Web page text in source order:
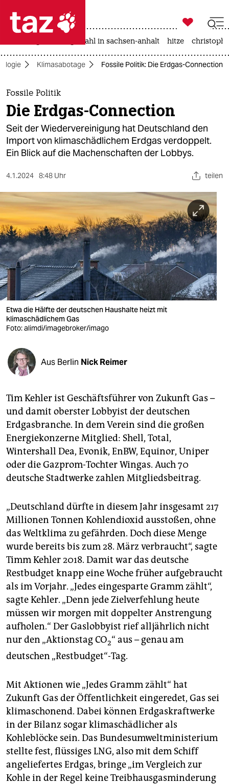
 taz zahl ich
taz zahl ich
themen
politik
öko
sport
berlin
nord
wahrheit
verlag
verlag
shop
fragen & hilfe
unterstützen
abo
genossenschaft
epaper login

taz zahl ich
landtagswahl in sachsen-anhalt hitze
Klimasabotage Fossile Politik: Die Erdgas-Connection
Fossile Politik
Die Erdgas-Connection
Seit der Wiedervereinigung hat Deutschland den
Import von klimaschädlichem Erdgas verdoppelt.
Ein Blick auf die Machenschaften der Lobbys.
4.1.2024 8:48 Uhr teilen
Etwa die Hälfte der deutschen Haushalte heizt mit
klimaschädlichem Gas
Foto: alimdi/imagebroker/imago
Aus Berlin Nick Reimer
Tim Kehler ist Geschäftsführer von Zukunft Gas –
und damit oberster Lobbyist der deutschen
Erdgasbranche. In dem Verein sind die großen
Energiekonzerne Mitglied: Shell, Total,
Wintershall Dea, Evonik, EnBW, Equinor, Uniper
oder die Gazprom-Tochter Wingas. Auch 70
deutsche Stadtwerke zahlen Mitgliedsbeitrag.
„Deutschland dürfte in diesem Jahr insgesamt 217
Millionen Tonnen Kohlendioxid ausstoßen, ohne
das Weltklima zu gefährden. Doch diese Menge
wurde bereits bis zum 28. März verbraucht“, sagte
Timm Kehler 2018. Damit war das deutsche
Restbudget knapp eine Woche früher aufgebraucht
als im Vorjahr. „Jedes eingesparte Gramm zählt“,
sagte Kehler. „Denn jede Zielverfehlung heute
müssen wir morgen mit doppelter Anstrengung
aufholen.“ Der Gaslobbyist rief alljährlich nicht
nur den „Aktionstag CO2“ aus – genau am
deutschen „Restbudget“-Tag.
Mit Aktionen wie „Jedes Gramm zählt“ hat
Zukunft Gas der Öffentlichkeit eingeredet, Gas sei
klimaschonend. Dabei können Erdgaskraftwerke
in der Bilanz sogar klimaschädlicher als
Kohleblöcke sein. Das Bundesumweltministerium
stellte fest, flüssiges LNG, also mit dem Schiff
angeliefertes Erdgas, bringe „im Vergleich zur
Kohle in der Regel keine Treibhausgasminderung